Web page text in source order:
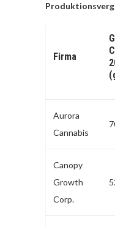
Firma
Aurora
Cannabis
Canopy
Growth
Corp.